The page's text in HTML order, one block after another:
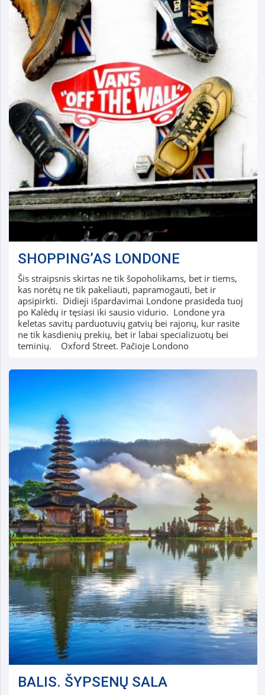
SHOPPING’AS LONDONE
Šis straipsnis skirtas ne tik šopoholikams, bet ir tiems,
kas norėtų ne tik pakeliauti, papramogauti, bet ir
apsipirkti. Didieji išpardavimai Londone prasideda tuoj
po Kalėdų ir tęsiasi iki sausio vidurio. Londone yra
keletas savitų parduotuvių gatvių bei rajonų, kur rasite
ne tik kasdienių prekių, bet ir labai specializuotų bei
teminių. Oxford Street. Pačioje Londono
BALIS. ŠYPSENŲ SALA